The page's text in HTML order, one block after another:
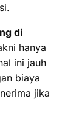
di
hanya
ini jauh
biaya
jika